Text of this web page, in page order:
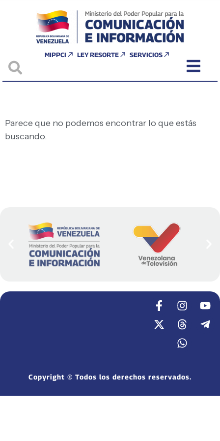
MIPPCI LEY RESORTE SERVICIOS
Parece que no podemos encontrar lo que estás
buscando.
Copyright © Todos los derechos reservados.